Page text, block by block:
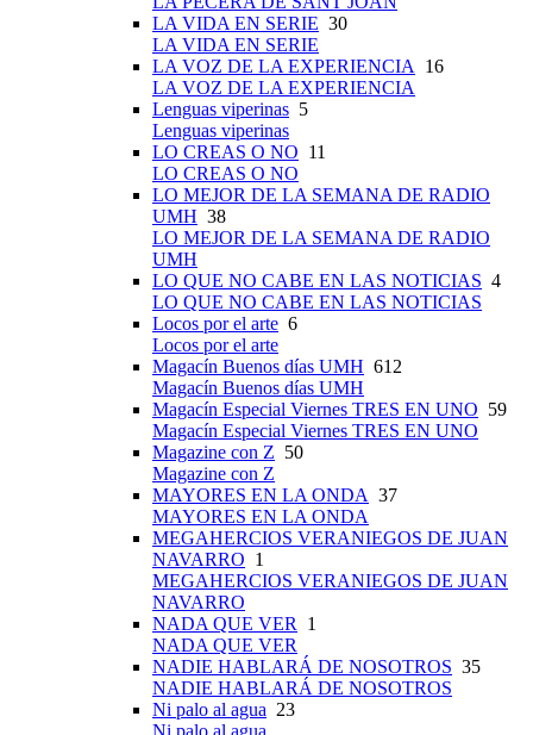
LA VIDA EN SERIE 30
LA VIDA EN SERIE
LA VOZ DE LA EXPERIENCIA
16
LA VOZ DE LA EXPERIENCIA
Lenguas viperinas 5
Lenguas viperinas
LO CREAS O NO 11
LO CREAS O NO
LO MEJOR DE LA SEMANA DE RADIO
UMH 38
LO MEJOR DE LA SEMANA DE RADIO
UMH
LO QUE NO CABE EN LAS NOTICIAS 4
LO QUE NO CABE EN LAS NOTICIAS
Locos por el arte 6
Locos por el arte
Magacín Buenos días UMH 612
Magacín Buenos días UMH
Magacín Especial Viernes TRES EN UNO 59
Magacín Especial Viernes TRES EN UNO
Magazine con Z 50
Magazine con Z
MAYORES EN LA ONDA 37
MAYORES EN LA ONDA
MEGAHERCIOS VERANIEGOS DE JUAN
NAVARRO 1
MEGAHERCIOS VERANIEGOS DE JUAN
NAVARRO
NADA QUE VER
1
NADA QUE VER
NADIE HABLARÁ DE NOSOTROS 35
NADIE HABLARÁ DE NOSOTROS
Ni palo al agua 23